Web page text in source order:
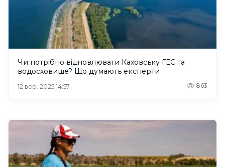
Чи потрібно відновлювати Каховську ГЕС та
водосховище? Що думають експерти
12 вер. 2025 14:57 863